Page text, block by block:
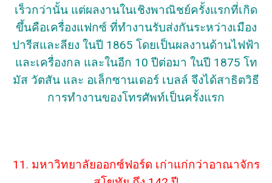
เร็วกว่านั้น แต่ผลงานในเชิงพาณิชย์ครั้งแรกที่เกิด
ขึ้นคือเครื่องแฟกซ์ ที่ทำงานรับส่งกันระหว่างเมือง
ปารีสและลียง ในปี 1865 โดยเป็นผลงานด้านไฟฟ้า
และเครื่องกล และในอีก 10 ปีต่อมา ในปี 1875 โท
มัส วัตสัน และ อเล็กซานเดอร์ เบลล์ จึงได้สาธิตวิธี
การทำงานของโทรศัพท์เป็นครั้งแรก
11. มหาวิทยาลัยออกซ์ฟอร์ด เก่าแก่กว่าอาณาจักร